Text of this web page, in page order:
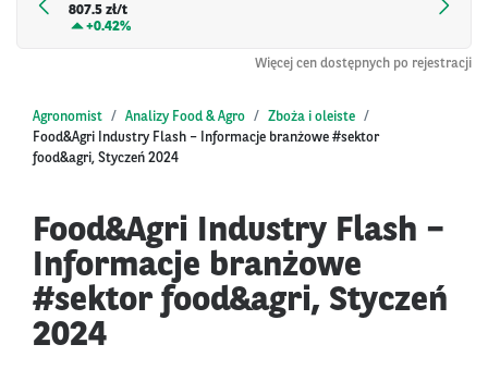
807.5 zł/t
+0.42%
Więcej cen dostępnych po rejestracji
Agronomist Analizy Food & Agro
Zboża i oleiste
Food&Agri Industry Flash – Informacje branżowe #sektor
food&agri, Styczeń 2024
Food&Agri Industry Flash –
Informacje branżowe
#sektor food&agri, Styczeń
2024